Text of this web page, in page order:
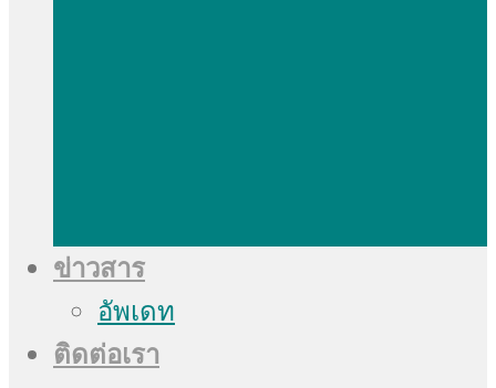
ข่าวสาร
อัพเดท
ติดต่อเรา